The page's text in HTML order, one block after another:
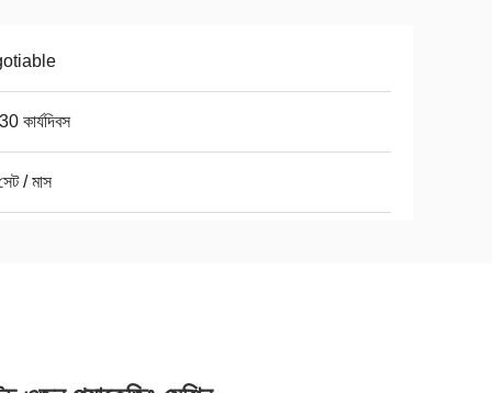
কার্যদিবস
/ মাস